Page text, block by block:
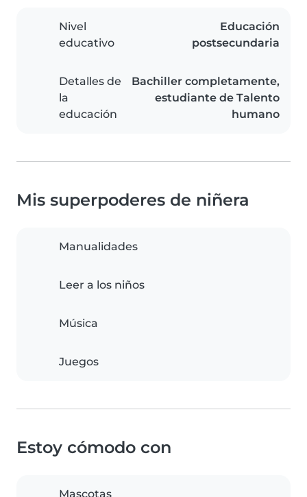
Nivel
educativo
Educación
postsecundaria
Detalles de
la
educación
Bachiller completamente,
estudiante de Talento
humano
Mis superpoderes de niñera
Manualidades
Leer a los niños
Música
Juegos
Estoy cómodo con
Mascotas